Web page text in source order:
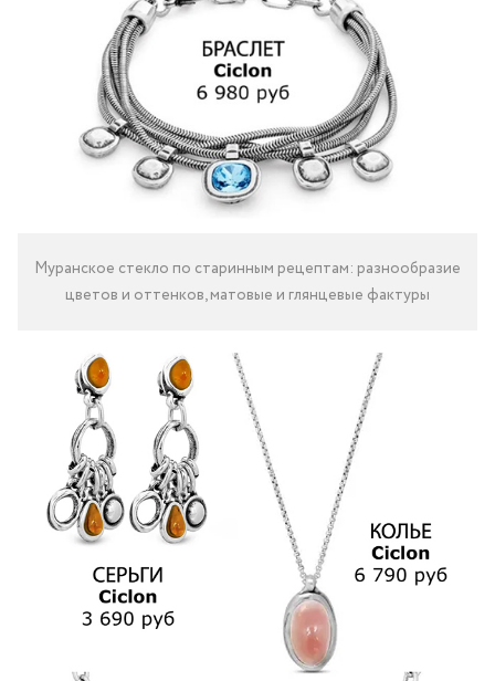
Муранское стекло по старинным рецептам: разнообразие
цветов и оттенков, матовые и глянцевые фактуры